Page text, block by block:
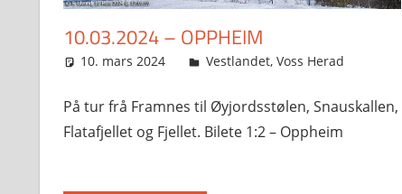
10.03.2024 – OPPHEIM
10. mars 2024 Svein
Vestlandet, Voss Herad
På tur frå Framnes til Øyjordsstølen, Snauskallen,
Flatafjellet og Fjellet. Bilete 1:2 – Oppheim